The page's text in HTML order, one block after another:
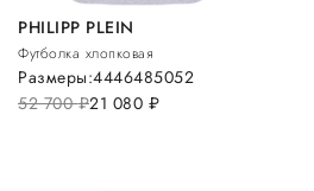
PHILIPP PLEIN
Футболка хлопковая
52 700руб.21 080 руб.
Размеры:4446485052